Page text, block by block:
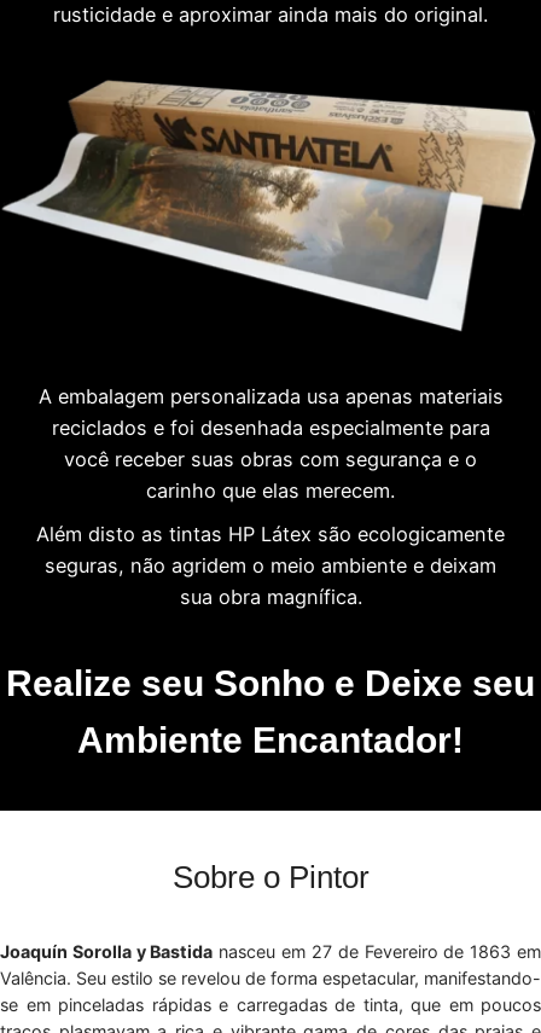
rusticidade e aproximar ainda mais do original.
A embalagem personalizada usa apenas materiais
reciclados e foi desenhada especialmente para
você receber suas obras com segurança e o
carinho que elas merecem.
Além disto as tintas HP Látex são ecologicamente
seguras, não agridem o meio ambiente e deixam
sua obra magnífica.
Realize seu Sonho e Deixe seu
Ambiente Encantador!
Sobre o Pintor
Joaquín Sorolla y Bastida nasceu em 27 de Fevereiro de 1863 em
Valência. Seu estilo se revelou de forma espetacular, manifestando-
se em pinceladas rápidas e carregadas de tinta, que em poucos